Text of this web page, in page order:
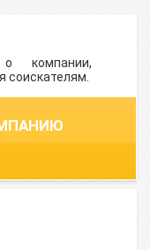
о компании,
соискателям.